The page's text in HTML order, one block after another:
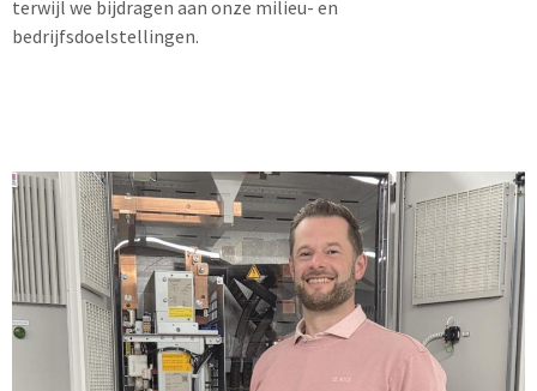
terwijl we bijdragen aan onze milieu- en
bedrijfsdoelstellingen.